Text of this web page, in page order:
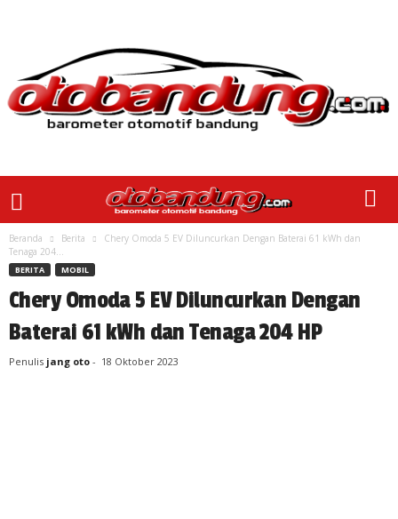
Beranda Berita
Chery Omoda 5 EV Diluncurkan Dengan Baterai 61 kWh dan
Tenaga 204...
BERITA MOBIL
Chery Omoda 5 EV Diluncurkan Dengan
Baterai 61 kWh dan Tenaga 204 HP
Penulis jang oto - 18 Oktober 2023